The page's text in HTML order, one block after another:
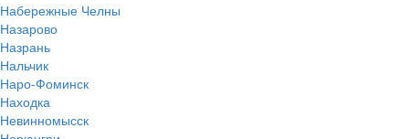
Набережные Челны
Назарово
Назрань
Нальчик
Наро-Фоминск
Находка
Невинномысск